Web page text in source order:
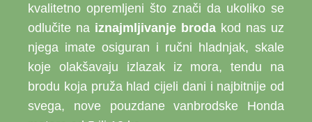
kvalitetno opremljeni što znači da ukoliko se
odlučite na iznajmljivanje broda kod nas uz
njega imate osiguran i ručni hladnjak, skale
koje olakšavaju izlazak iz mora, tendu na
brodu koja pruža hlad cijeli dani i najbitnije od
svega, nove pouzdane vanbrodske Honda